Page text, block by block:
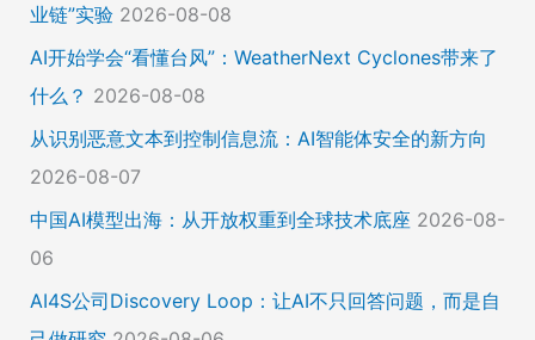
业链”实验 2026-08-08
AI开始学会“看懂台风”：WeatherNext Cyclones带来了
什么？ 2026-08-08
从识别恶意文本到控制信息流：AI智能体安全的新方向
2026-08-07
中国AI模型出海：从开放权重到全球技术底座 2026-08-
06
AI4S公司Discovery Loop：让AI不只回答问题，而是自